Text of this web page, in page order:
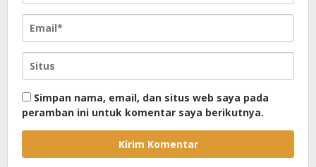
Simpan nama, email, dan situs web saya pada
peramban ini untuk komentar saya berikutnya.